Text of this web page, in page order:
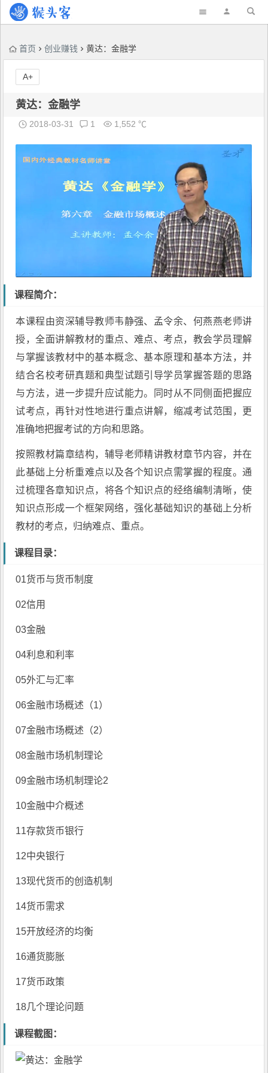
首页 创业赚钱 黄达：金融学
黄达：金融学
2018-03-31 1 1,552 ℃
课程简介：
本课程由资深辅导教师韦静强、孟令余、何燕燕老师讲
授，全面讲解教材的重点、难点、考点，教会学员理解
与掌握该教材中的基本概念、基本原理和基本方法，并
结合名校考研真题和典型试题引导学员掌握答题的思路
与方法，进一步提升应试能力。同时从不同侧面把握应
试考点，再针对性地进行重点讲解，缩减考试范围，更
准确地把握考试的方向和思路。
按照教材篇章结构，辅导老师精讲教材章节内容，并在
此基础上分析重难点以及各个知识点需掌握的程度。通
过梳理各章知识点，将各个知识点的经络编制清晰，使
知识点形成一个框架网络，强化基础知识的基础上分析
教材的考点，归纳难点、重点。
课程目录：
01货币与货币制度
02信用
03金融
04利息和利率
05外汇与汇率
06金融市场概述（1）
07金融市场概述（2）
08金融市场机制理论
09金融市场机制理论2
10金融中介概述
11存款货币银行
12中央银行
13现代货币的创造机制
14货币需求
15开放经济的均衡
16通货膨胀
17货币政策
18几个理论问题
课程截图：
A+